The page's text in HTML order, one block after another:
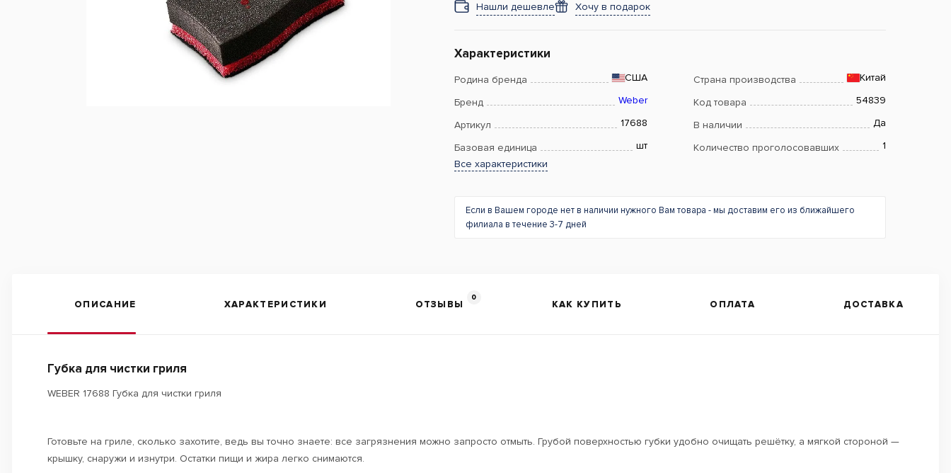
Нашли дешевле Хочу в подарок
Характеристики
Родина бренда США Страна производства Китай
Бренд Weber Код товара 54839
Артикул 17688 В наличии Да
Базовая единица шт Количество проголосовавших
1
Все характеристики
Если в Вашем городе нет в наличии нужного Вам товара - мы доставим его из ближайшего
филиала в течение 3-7 дней
ОПИСАНИЕ ХАРАКТЕРИСТИКИ ОТЗЫВЫ
0
КАК КУПИТЬ ОПЛАТА ДОСТАВКА
Губка для чистки гриля
WEBER 17688 Губка для чистки гриля
Готовьте на гриле, сколько захотите, ведь вы точно знаете: все загрязнения можно запросто отмыть. Грубой поверхностью губки удобно очищать решётку, а мягкой стороной —
крышку, снаружи и изнутри. Остатки пищи и жира легко снимаются.